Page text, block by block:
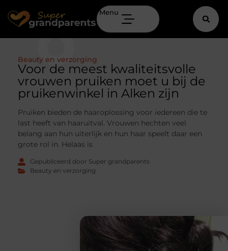
Menu
Beauty en verzorging
Voor de meest kwaliteitsvolle
vrouwen pruiken moet u bij de
pruikenwinkel in Alken zijn
Pruiken bieden de haaroplossing voor iedereen die te
last heeft van haaruitval. Vrouwen hechten veel
belang aan hun uiterlijk en hun haar speelt daar een
grote rol in. Helaas is
Gepubliceerd door Super grandparents
Beauty en verzorging